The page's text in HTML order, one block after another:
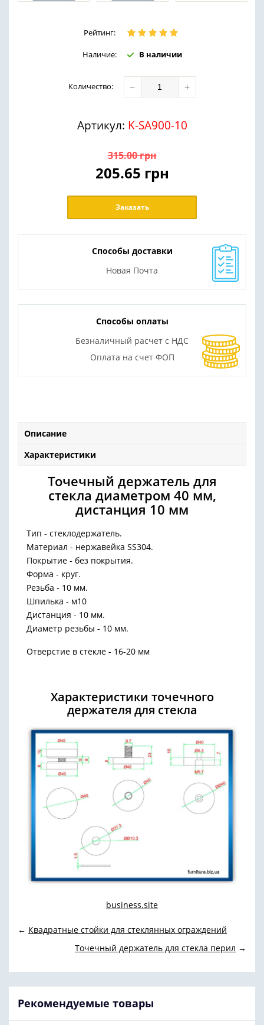
Рейтинг:
Наличие: В наличии
Количество: − +
Артикул: K-SA900-10
315.00грн
205.65 грн
Заказать
Способы доставки
Новая Почта
Способы оплаты
Безналичный расчет с НДС
Оплата на счет ФОП
Описание
Характеристики
Точечный держатель для
стекла диаметром 40 мм,
дистанция 10 мм
Тип - стеклодержатель.
Материал - нержавейка SS304.
Покрытие - без покрытия.
Форма - круг.
Резьба - 10 мм.
Шпилька - м10
Дистанция - 10 мм.
Диаметр резьбы - 10 мм.
Отверстие в стекле - 16-20 мм
Характеристики точечного
держателя для стекла
business.site
← Квадратные стойки для стеклянных ограждений
Точечный держатель для стекла перил →
Рекомендуемые товары